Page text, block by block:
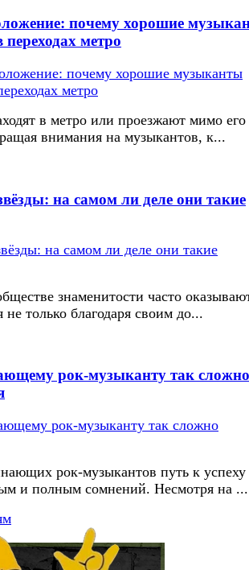
почему хорошие
метро
в метро или проезжают мимо его
внимания на музыкантов, к...
на самом ли деле они такие
знаменитости часто
только благодаря своим до...
рок-музыканту так сложно
рок-музыкантов путь к успеху
и полным сомнений. Несмотря на ...